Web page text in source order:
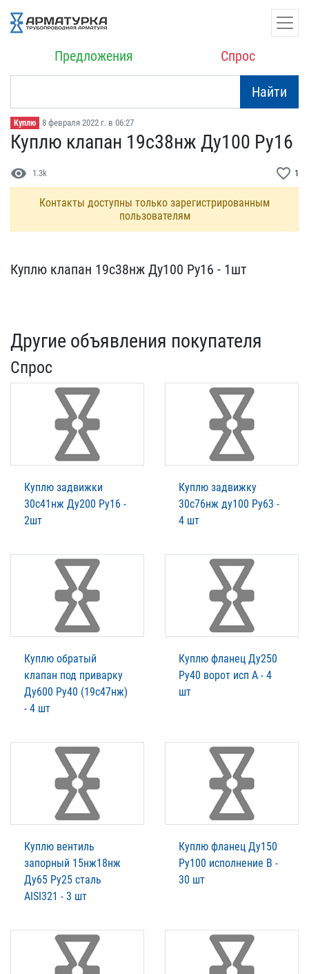
Предложения Спрос
Найти
Куплю 8 февраля 2022 г. в 06:27
Куплю клапан 19с38нж Ду​100 Ру16
visibility 1.3k favorite_border 1
Контакты доступны только зарегистрированным
пользователям
Куплю клапан 19с38нж Ду​100 Ру16 - 1шт
Другие объявления покупателя
Спрос
Куплю задвижки
30с41нж Ду200 Ру16 -
2шт
Куплю задвижку
30с76нж ду100 Ру63 -
4 шт
Куплю обратый
клапан под приварку
Ду600 Ру40 (19с47нж)
- 4 шт
Куплю фланец Ду250
Ру40 ворот исп А - 4
шт
Куплю вентиль
запорный 15нж18нж
Ду65 Pу25 сталь
AISI321 - 3 шт
Куплю фланец Ду150
Ру100 исполнение В -
30 шт